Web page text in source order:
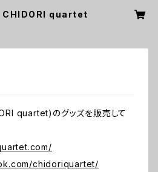
CHIDORI quartet
quartet)のグッズを販売して
chidoriquartet/